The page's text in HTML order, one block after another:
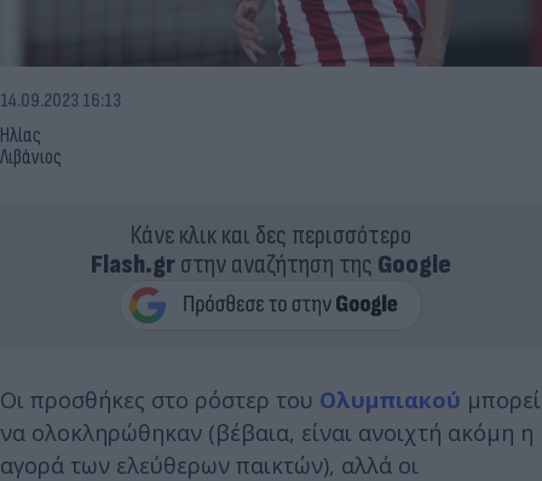
Ηλίας
Λιβάνιος
14.09.2023 16:13
Κάνε κλικ και δες περισσότερο
Flash.grστην αναζήτηση της Google
Οι προσθήκες στο ρόστερ του Ολυμπιακού μπορεί
να ολοκληρώθηκαν (βέβαια, είναι ανοιχτή ακόμη η
αγορά των ελεύθερων παικτών), αλλά οι